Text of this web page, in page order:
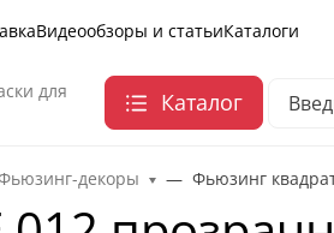
Видеообзоры и статьиКаталоги
для
Каталог
декоры Фьюзинг